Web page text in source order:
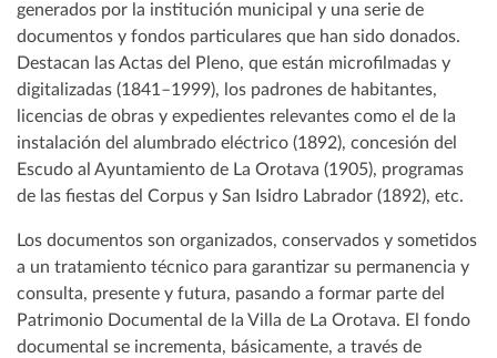
generados por la institución municipal y una serie de
documentos y fondos particulares que han sido donados.
Destacan las Actas del Pleno, que están microfilmadas y
digitalizadas (1841–1999), los padrones de habitantes,
licencias de obras y expedientes relevantes como el de la
instalación del alumbrado eléctrico (1892), concesión del
Escudo al Ayuntamiento de La Orotava (1905), programas
de las fiestas del Corpus y San Isidro Labrador (1892), etc.
Los documentos son organizados, conservados y sometidos
a un tratamiento técnico para garantizar su permanencia y
consulta, presente y futura, pasando a formar parte del
Patrimonio Documental de la Villa de La Orotava. El fondo
documental se incrementa, básicamente, a través de